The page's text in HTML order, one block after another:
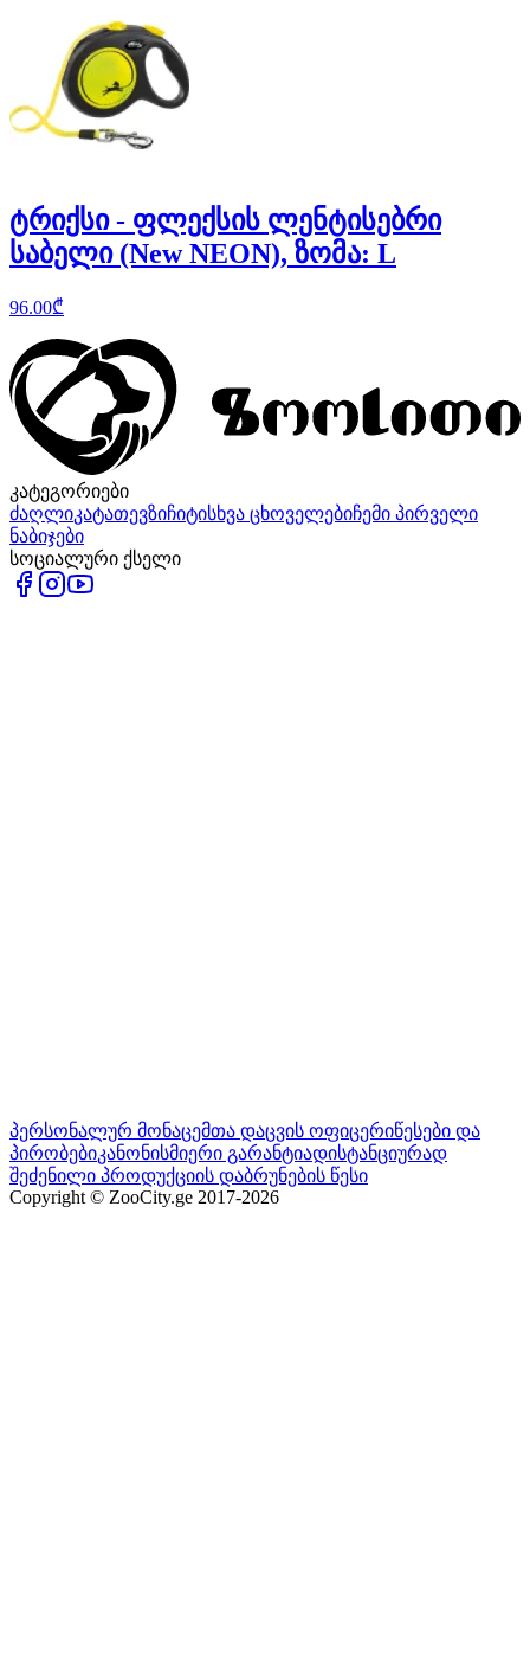
ტრიქსი - ფლექსის ლენტისებრი
საბელი (New NEON), ზომა: L
96.00₾
კატეგორიები
ძაღლიკატათევზიჩიტისხვა ცხოველებიჩემი პირველი
ნაბიჯები
სოციალური ქსელი
პერსონალურ მონაცემთა დაცვის ოფიცერიწესები და
პირობებიკანონისმიერი გარანტიადისტანციურად
შეძენილი პროდუქციის დაბრუნების წესი
Copyright © ZooCity.ge 2017-2026